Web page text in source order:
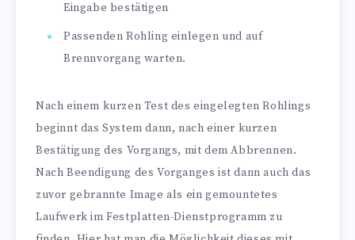
Eingabe bestätigen
Passenden Rohling einlegen und auf
Brennvorgang warten.
Nach einem kurzen Test des eingelegten Rohlings
beginnt das System dann, nach einer kurzen
Bestätigung des Vorgangs, mit dem Abbrennen.
Nach Beendigung des Vorganges ist dann auch das
zuvor gebrannte Image als ein gemountetes
Laufwerk im Festplatten-Dienstprogramm zu